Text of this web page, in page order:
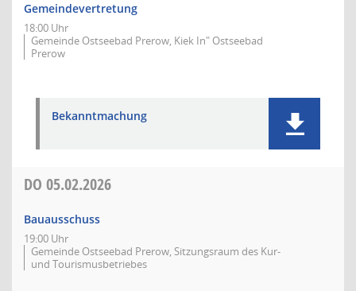
Gemeindevertretung
18:00 Uhr
Gemeinde Ostseebad Prerow, Kiek In" Ostseebad
Prerow
Bekanntmachung
DO 05.02.2026
Bauausschuss
19:00 Uhr
Gemeinde Ostseebad Prerow, Sitzungsraum des Kur-
und Tourismusbetriebes